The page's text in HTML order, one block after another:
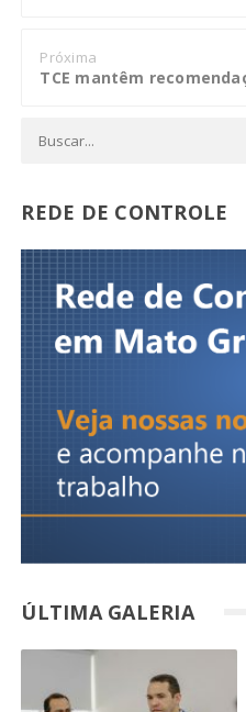
Próxima
REDE DE CONTROLE
ÚLTIMA GALERIA